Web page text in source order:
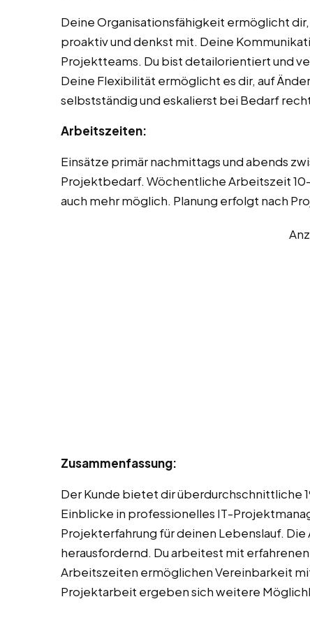
Deine Organisationsfähigkeit ermöglicht
proaktiv und denkst mit. Deine
Projektteams. Du bist detailorientiert und
Deine Flexibilität ermöglicht es dir, auf
selbstständig und eskalierst bei Bedarf
Arbeitszeiten:
Einsätze primär nachmittags und abends
Projektbedarf. Wöchentliche Arbeitszeit
auch mehr möglich. Planung erfolgt nach
Zusammenfassung:
Der Kunde bietet dir überdurchschnittliche
Einblicke in professionelles IT-
Projekterfahrung für deinen Lebenslauf.
herausfordernd. Du arbeitest mit
Arbeitszeiten ermöglichen Vereinbarkeit
Projektarbeit ergeben sich weitere